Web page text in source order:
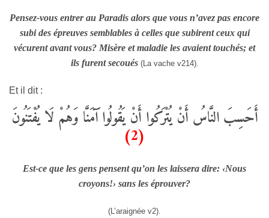
Pensez-vous entrer au Paradis alors que vous n’avez pas encore
subi des épreuves semblables à celles que subirent ceux qui
vécurent avant vous? Misère et maladie les avaient touchés; et
ils furent secoués(La vache v214).
Et il dit :
أَحَسِبَ النَّاسُ أَنْ يُتْرَكُوا أَنْ يَقُولُوا آَمَنَّا وَهُمْ لَا يُفْتَنُونَ
(2)
Est-ce que les gens pensent qu’on les laissera dire: ‹Nous
croyons!› sans les éprouver?
(L’araignée v2).